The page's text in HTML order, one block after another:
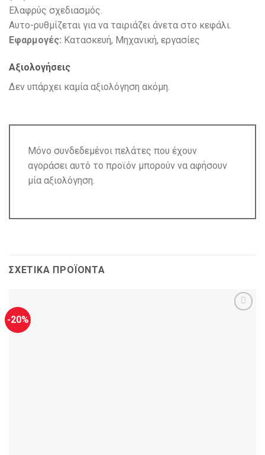
Ελαφρύς σχεδιασμός.
Αυτο-ρυθμίζεται για να ταιριάζει άνετα στο κεφάλι.
Εφαρμογές: Κατασκευή, Μηχανική, εργασίες
Αξιολογήσεις
Δεν υπάρχει καμία αξιολόγηση ακόμη.
Μόνο συνδεδεμένοι πελάτες που έχουν
αγοράσει αυτό το προϊόν μπορούν να αφήσουν
μία αξιολόγηση.
ΣΧΕΤΙΚΆ ΠΡΟΪΌΝΤΑ
-20%